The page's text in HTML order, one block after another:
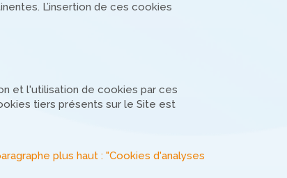
L’insertion de ces cookies
et l'utilisation de cookies par ces
tiers présents sur le Site est
plus haut : "Cookies d'analyses